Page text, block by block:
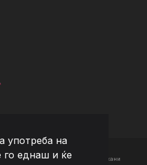
употреба на
го еднаш и ќе
Macedonia - Сите права задржани